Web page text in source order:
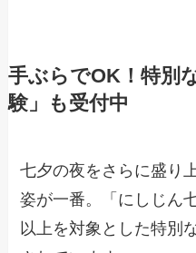
手ぶらでOK！特別
験」も受付中
七夕の夜をさらに盛り
姿が一番。「にしじん
以上を対象とした特別